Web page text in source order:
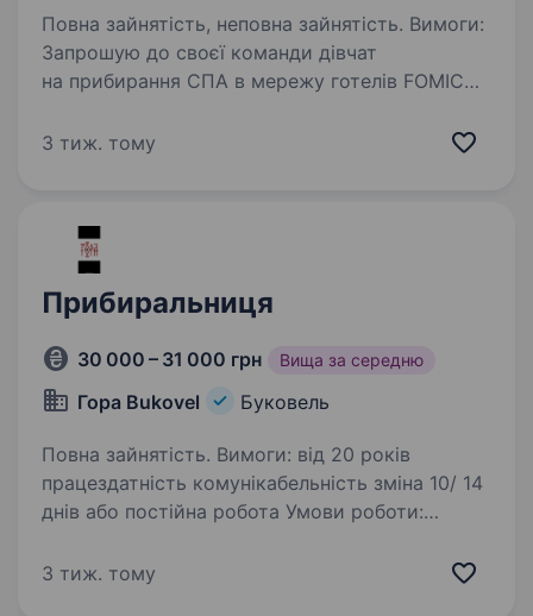
Повна зайнятість, неповна зайнятість. Вимоги:
Запрошую до своєї команди дівчат
на прибирання СПА в мережу готелів FOMICH
по домовленості. Зарплата два рази на місяць.
3 тиж. тому
Прибиральниця
30 000 – 31 000 грн Вища за середню
Гора Bukovel Буковель
Повна зайнятість. Вимоги: від 20 років
працездатність комунікабельність зміна 10/ 14
днів або постійна робота Умови роботи:
прибирання ресторану та загальних зон
3 тиж. тому